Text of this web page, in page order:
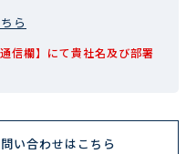
ら
信欄】にて貴社名及び部署
い合わせはこちら